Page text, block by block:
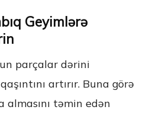
Geyimlərə
parçalar dərini
artırır. Buna görə
almasını təmin edən